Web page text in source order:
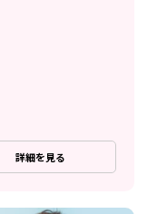
詳細を見る